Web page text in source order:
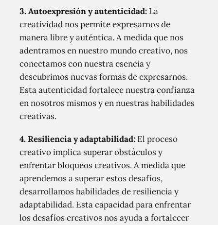
3. Autoexpresión y autenticidad: La
creatividad nos permite expresarnos de
manera libre y auténtica. A medida que nos
adentramos en nuestro mundo creativo, nos
conectamos con nuestra esencia y
descubrimos nuevas formas de expresarnos.
Esta autenticidad fortalece nuestra confianza
en nosotros mismos y en nuestras habilidades
creativas.
4. Resiliencia y adaptabilidad: El proceso
creativo implica superar obstáculos y
enfrentar bloqueos creativos. A medida que
aprendemos a superar estos desafíos,
desarrollamos habilidades de resiliencia y
adaptabilidad. Esta capacidad para enfrentar
los desafíos creativos nos ayuda a fortalecer